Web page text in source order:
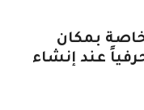
بمكان
عند إنشاء